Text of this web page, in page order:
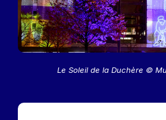
Le Soleil de la Duchère ©